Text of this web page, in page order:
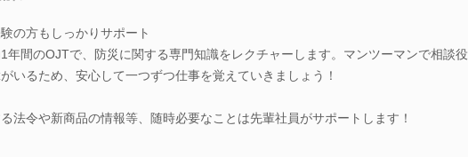
の方もしっかりサポート
年間のOJTで、防災に関する専門知識をレクチャーします。マンツーマンで相談役
いるため、安心して一つずつ仕事を覚えていきましょう！
法令や新商品の情報等、随時必要なことは先輩社員がサポートします！